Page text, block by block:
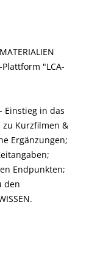
"LCA-
Einstieg in das
zu Kurzfilmen &
Ergänzungen;
Endpunkten;
den